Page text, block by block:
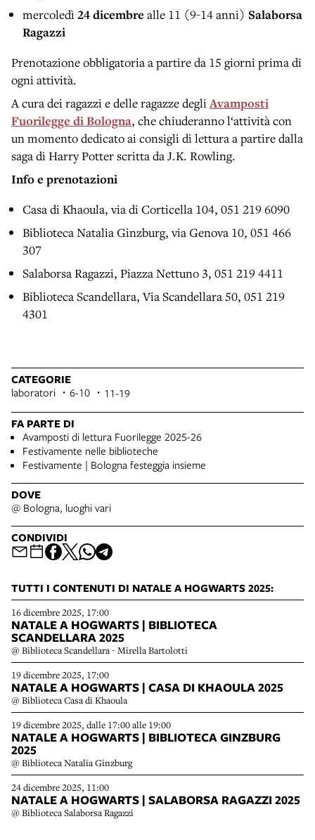
mercoledì24 dicembre alle 11 (9-14 anni) Salaborsa
Ragazzi
Prenotazione obbligatoria a partire da 15 giorni prima di
ogni attività.
A cura dei ragazzi e delle ragazze degliAvamposti
Fuorilegge di Bologna, che chiuderanno l‘attività con
un momento dedicato ai consigli di lettura a partire dalla
saga di Harry Potter scritta da J.K. Rowling.
Info e prenotazioni
Casa di Khaoula, via di Corticella 104, 051 219 6090
Biblioteca Natalia Ginzburg, via Genova 10, 051 466
307
Salaborsa Ragazzi, Piazza Nettuno 3, 051 219 4411
Biblioteca Scandellara, Via Scandellara 50, 051 219
4301
CATEGORIE
laboratori 6-10 11-19
FA PARTE DI
Avamposti di lettura Fuorilegge 2025-26
Festivamente nelle biblioteche
Festivamente | Bologna festeggia insieme
DOVE
@ Bologna, luoghi vari
CONDIVIDI
TUTTI I CONTENUTI DI NATALE A HOGWARTS 2025:
16 dicembre 2025, 17:00
NATALE A HOGWARTS | BIBLIOTECA
SCANDELLARA 2025
@ Biblioteca Scandellara - Mirella Bartolotti
19 dicembre 2025, 17:00
NATALE A HOGWARTS | CASA DI KHAOULA 2025
@ Biblioteca Casa di Khaoula
19 dicembre 2025, dalle 17:00 alle 19:00
NATALE A HOGWARTS | BIBLIOTECA GINZBURG
2025
@ Biblioteca Natalia Ginzburg
24 dicembre 2025, 11:00
NATALE A HOGWARTS | SALABORSA RAGAZZI 2025
@ Biblioteca Salaborsa Ragazzi